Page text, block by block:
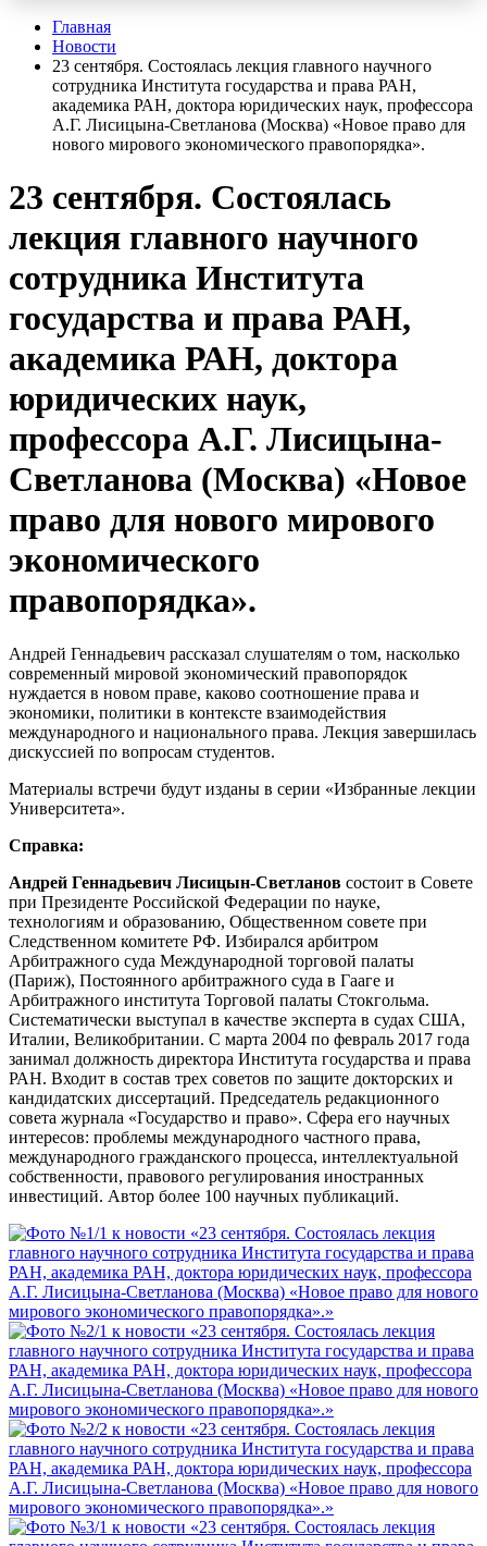
Главная
Новости
23 сентября. Состоялась лекция главного научного
сотрудника Института государства и права РАН,
академика РАН, доктора юридических наук, профессора
А.Г. Лисицына-Светланова (Москва) «Новое право для
нового мирового экономического правопорядка».
23 сентября. Состоялась
лекция главного научного
сотрудника Института
государства и права РАН,
академика РАН, доктора
юридических наук,
профессора А.Г. Лисицына-
Светланова (Москва) «Новое
право для нового мирового
экономического
правопорядка».
Андрей Геннадьевич рассказал слушателям о том, насколько
современный мировой экономический правопорядок
нуждается в новом праве, каково соотношение права и
экономики, политики в контексте взаимодействия
международного и национального права. Лекция завершилась
дискуссией по вопросам студентов.
Материалы встречи будут изданы в серии «Избранные лекции
Университета».
Справка:
Андрей Геннадьевич Лисицын-Светланов состоит в Совете
при Президенте Российской Федерации по науке,
технологиям и образованию, Общественном совете при
Следственном комитете РФ. Избирался арбитром
Арбитражного суда Международной торговой палаты
(Париж), Постоянного арбитражного суда в Гааге и
Арбитражного института Торговой палаты Стокгольма.
Систематически выступал в качестве эксперта в судах США,
Италии, Великобритании. С марта 2004 по февраль 2017 года
занимал должность директора Института государства и права
РАН. Входит в состав трех советов по защите докторских и
кандидатских диссертаций. Председатель редакционного
совета журнала «Государство и право». Сфера его научных
интересов: проблемы международного частного права,
международного гражданского процесса, интеллектуальной
собственности, правового регулирования иностранных
инвестиций. Автор более 100 научных публикаций.